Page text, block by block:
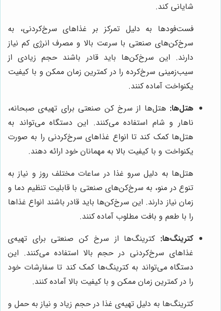
شایانی کند.
فست‌فودها به دلیل تمرکز بر غذاهای سرخ‌کردنی، به
سرخ‌کن‌های صنعتی با سرعت بالا و مصرف انرژی کم نیاز
دارند. این سرخ‌کن‌ها باید قادر باشند حجم زیادی از
سیب‌زمینی سرخ‌کرده را در کمترین زمان ممکن و با کیفیت
یکنواخت آماده کنند.
هتل‌ها: هتل‌ها از سرخ کن صنعتی برای تهیه‌ی صبحانه،
ناهار و شام استفاده می‌کنند. این دستگاه می‌تواند به
هتل‌ها کمک کند تا انواع غذاهای سرخ‌کردنی را به صورت
یکنواخت و با کیفیت بالا به مهمانان خود ارائه دهند.
هتل‌ها به دلیل سرو غذا در ساعات مختلف روز و نیاز به
تنوع در منو، به سرخ‌کن‌های صنعتی با قابلیت تنظیم دما و
زمان نیاز دارند. این سرخ‌کن‌ها باید قادر باشند انواع غذاها
را با طعم و بافت مطلوب آماده کنند.
کترینگ‌ها: کترینگ‌ها از سرخ کن صنعتی برای تهیه‌ی
غذاهای سرخ‌کردنی در حجم بالا استفاده می‌کنند. این
دستگاه می‌تواند به کترینگ‌ها کمک کند تا سفارشات خود
را در کمترین زمان ممکن و با کیفیت بالا آماده کنند.
کترینگ‌ها به دلیل تهیه‌ی غذا در حجم زیاد و نیاز به حمل و